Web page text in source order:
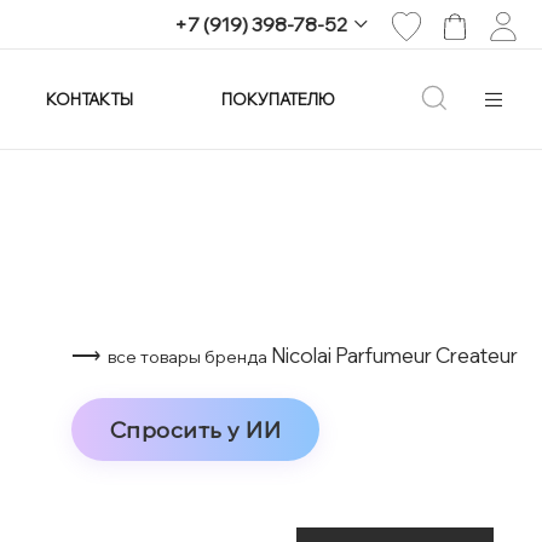
+7 (919) 398-78-52
+7 (919) 398-78-52
КОНТАКТЫ ПОКУПАТЕЛЮ
⟶ все товары бренда Nicolai Parfumeur Createur
Спросить у ИИ